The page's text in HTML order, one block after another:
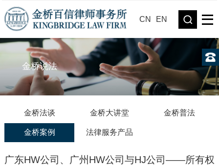
CN EN
金桥说法
金桥法谈 金桥大讲堂 金桥普法
金桥案例 法律服务产品
广东HW公司、广州HW公司与HJ公司——所有权